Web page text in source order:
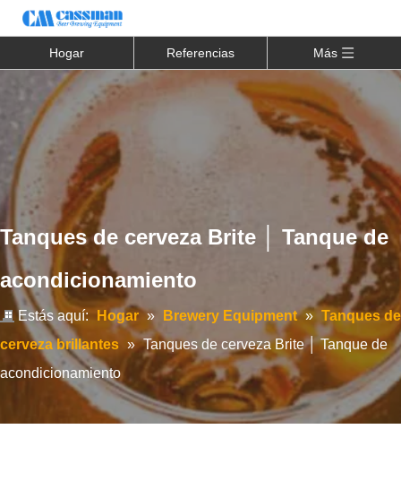
Hogar Referencias Más
Tanques de cerveza Brite │ Tanque de
acondicionamiento
Estás aquí: Hogar » Brewery Equipment » Tanques de
cerveza brillantes » Tanques de cerveza Brite │ Tanque de
acondicionamiento